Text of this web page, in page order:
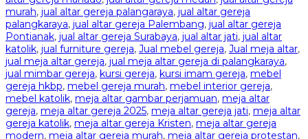
murah, jual altar gereja palangaraya, jual altar gereja
palangkaraya, jual altar gereja Palembang, jual altar gereja
Pontianak, jual altar gereja Surabaya, jual altar jati, jual altar
katolik, jual furniture gereja, Jual mebel gereja, Jual meja altar,
jual meja altar gereja, jual meja altar gereja di palangkaraya,
jual mimbar gereja, kursi gereja, kursi imam gereja, mebel
gereja hkbp, mebel gereja murah, mebel interior gereja,
mebel katolik, meja altar gambar perjamuan, meja altar
gereja, meja altar gereja 2025, meja altar gereja jati, meja altar
gereja katolik, meja altar gereja Kristen, meja altar gereja
modern, meja altar gereja murah, meja altar gereja protestan,